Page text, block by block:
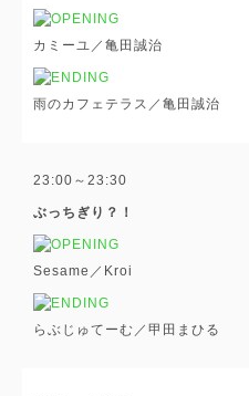
カミーユ／亀田誠治
雨のカフェテラス／亀田誠治
23:00～23:30
ぶっちぎり？！
Sesame／Kroi
らぶじゅてーむ／甲田まひる